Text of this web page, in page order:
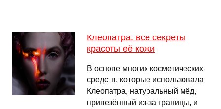
Клеопатра: все секреты
красоты её кожи
В основе многих косметических
средств, которые использовала
Клеопатра, натуральный мёд,
привезённый из-за границы, и